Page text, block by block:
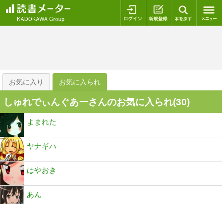
ログイン 新規登録
お気に入り お気に入られ
しゅれでぃんぐあーさんのお気に入られ(30)
よまれた
ヤナギハ
はやおき
あん